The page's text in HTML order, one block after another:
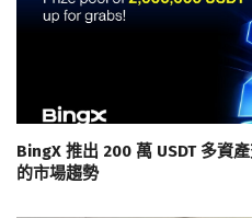
BingX 推出 200 萬 USDT 多資
的市場趨勢